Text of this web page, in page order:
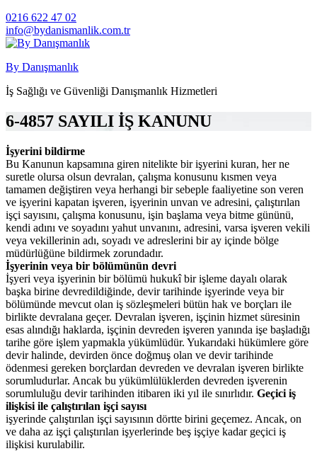
0216 622 47 02
info@bydanismanlik.com.tr
By Danışmanlık
İş Sağlığı ve Güvenliği Danışmanlık Hizmetleri
6-4857 SAYILI İŞ KANUNU
İşyerini bildirme
Bu Kanunun kapsamına giren nitelikte bir işyerini kuran, her ne
suretle olursa olsun devralan, çalışma konusunu kısmen veya
tamamen değiştiren veya herhangi bir sebeple faaliyetine son veren
ve işyerini kapatan işveren, işyerinin unvan ve adresini, çalıştırılan
işçi sayısını, çalışma konusunu, işin başlama veya bitme gününü,
kendi adını ve soyadını yahut unvanını, adresini, varsa işveren vekili
veya vekillerinin adı, soyadı ve adreslerini bir ay içinde bölge
müdürlüğüne bildirmek zorundadır.
İşyerinin veya bir bölümünün devri
İşyeri veya işyerinin bir bölümü hukukî bir işleme dayalı olarak
başka birine devredildiğinde, devir tarihinde işyerinde veya bir
bölümünde mevcut olan iş sözleşmeleri bütün hak ve borçları ile
birlikte devralana geçer. Devralan işveren, işçinin hizmet süresinin
esas alındığı haklarda, işçinin devreden işveren yanında işe başladığı
tarihe göre işlem yapmakla yükümlüdür. Yukarıdaki hükümlere göre
devir halinde, devirden önce doğmuş olan ve devir tarihinde
ödenmesi gereken borçlardan devreden ve devralan işveren birlikte
sorumludurlar. Ancak bu yükümlülüklerden devreden işverenin
sorumluluğu devir tarihinden itibaren iki yıl ile sınırlıdır. Geçici iş
ilişkisi ile çalıştırılan işçi sayısı
işyerinde çalıştırılan işçi sayısının dörtte birini geçemez. Ancak, on
ve daha az işçi çalıştırılan işyerlerinde beş işçiye kadar geçici iş
ilişkisi kurulabilir.